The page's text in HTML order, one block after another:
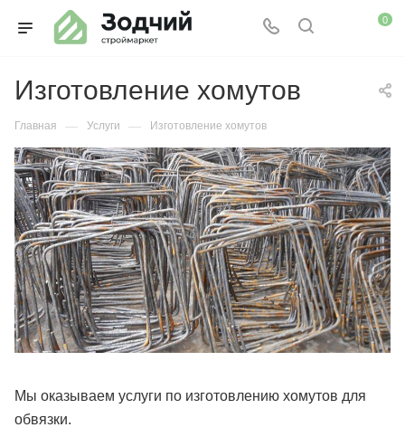
0
Изготовление хомутов
Главная — Услуги — Изготовление хомутов
Мы оказываем услуги по изготовлению хомутов для
обвязки.